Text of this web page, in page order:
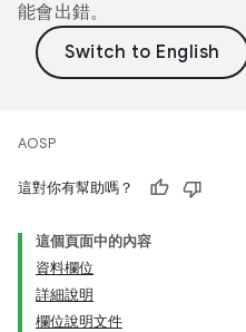
能會出錯。
AOSP
這對你有幫助嗎？
這個頁面中的內容
資料欄位
詳細說明
欄位說明文件